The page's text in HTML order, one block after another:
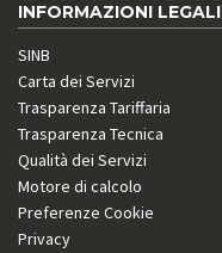
INFORMAZIONI LEGALI
SINB
Carta dei Servizi
Trasparenza Tariffaria
Trasparenza Tecnica
Qualità dei Servizi
Motore di calcolo
Preferenze Cookie
Privacy